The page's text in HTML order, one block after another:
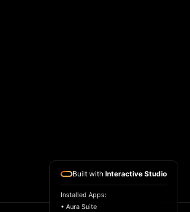
Built with Interactive Studio
Installed Apps:
• Aura Suite